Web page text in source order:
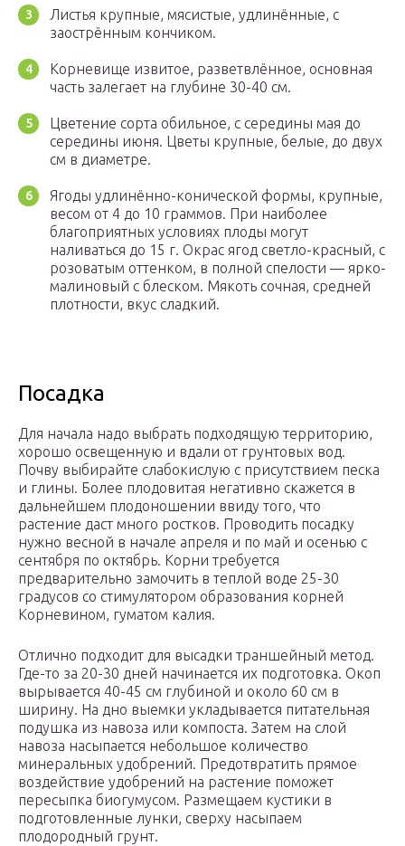
Листья крупные, мясистые, удлинённые, с
заострённым кончиком.
Корневище извитое, разветвлённое, основная
часть залегает на глубине 30-40 см.
Цветение сорта обильное, с середины мая до
середины июня. Цветы крупные, белые, до двух
см в диаметре.
Ягоды удлинённо-конической формы, крупные,
весом от 4 до 10 граммов. При наиболее
благоприятных условиях плоды могут
наливаться до 15 г. Окрас ягод светло-красный, с
розоватым оттенком, в полной спелости — ярко-
малиновый с блеском. Мякоть сочная, средней
плотности, вкус сладкий.
Посадка
Для начала надо выбрать подходящую территорию,
хорошо освещенную и вдали от грунтовых вод.
Почву выбирайте слабокислую с присутствием песка
и глины. Более плодовитая негативно скажется в
дальнейшем плодоношении ввиду того, что
растение даст много ростков. Проводить посадку
нужно весной в начале апреля и по май и осенью с
сентября по октябрь. Корни требуется
предварительно замочить в теплой воде 25-30
градусов со стимулятором образования корней
Корневином, гуматом калия.
Отлично подходит для высадки траншейный метод.
Где-то за 20-30 дней начинается их подготовка. Окоп
вырывается 40-45 см глубиной и около 60 см в
ширину. На дно выемки укладывается питательная
подушка из навоза или компоста. Затем на слой
навоза насыпается небольшое количество
минеральных удобрений. Предотвратить прямое
воздействие удобрений на растение поможет
пересыпка биогумусом. Размещаем кустики в
подготовленные лунки, сверху насыпаем
плодородный грунт.